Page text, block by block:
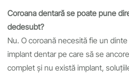
Coroana dentară se poate pune
dedesubt?
Nu. O coroană necesită fie un
implant dentar pe care să se
complet și nu există implant,